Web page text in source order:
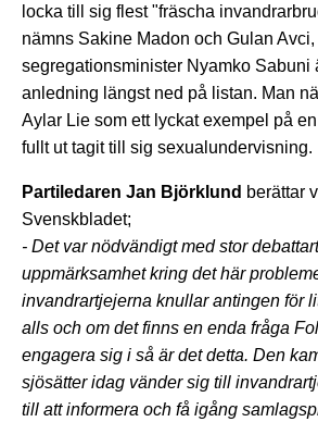
locka till sig flest "fräscha
nämns Sakine Madon och Gulan Avci,
segregationsminister Nyamko Sabuni
anledning längst ned på listan. Man
Aylar Lie som ett lyckat exempel på
fullt ut tagit till sig sexualundervisning.
Partiledaren Jan Björklund berättar
Svenskbladet;
- Det var nödvändigt med stor
uppmärksamhet kring det här
invandrartjejerna knullar antingen för
alls och om det finns en enda fråga
engagera sig i så är det detta. Den
sjösätter idag vänder sig till
till att informera och få igång